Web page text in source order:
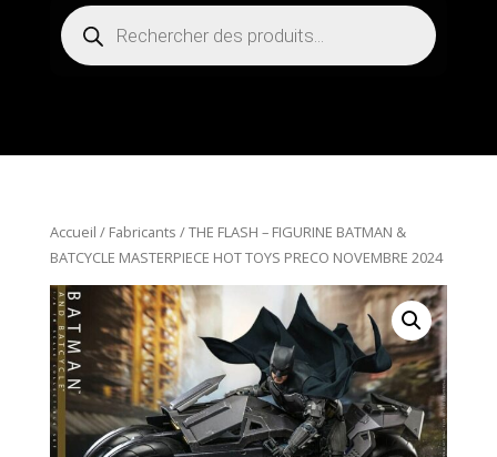
Recherche
de
produits
Accueil / Fabricants / THE FLASH – FIGURINE BATMAN &
BATCYCLE MASTERPIECE HOT TOYS PRECO NOVEMBRE 2024